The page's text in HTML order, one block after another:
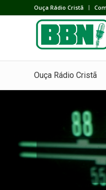
Ouça Rádio Cristã
Ouça Rádio Cristã